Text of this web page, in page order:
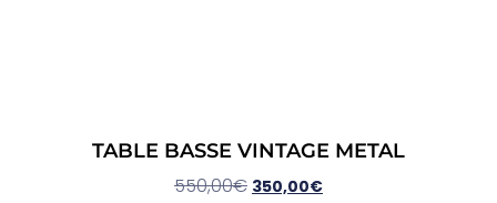
TABLE BASSE VINTAGE METAL
550,00€ 350,00€